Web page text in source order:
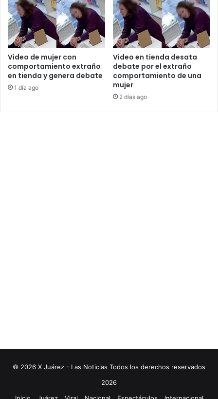
Video de mujer con
comportamiento extraño
en tienda y genera debate
1 día ago
Video en tienda desata
debate por el extraño
comportamiento de una
mujer
2 días ago
© 2026 X Juárez - Las Noticias Todos los derechos reservados
2026